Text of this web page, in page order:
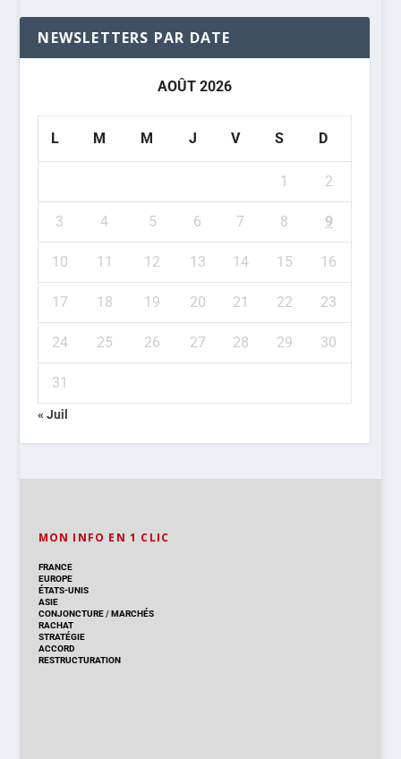
NEWSLETTERS PAR DATE
AOÛT 2026
L M M J V S D
1 2
3 4 5 6 7 8 9
10 11 12 13 14 15 16
17 18 19 20 21 22 23
24 25 26 27 28 29 30
31
« Juil
MON INFO EN 1 CLIC
FRANCE
EUROPE
ÉTATS-UNIS
ASIE
CONJONCTURE/MARCHÉS
RACHAT
STRATÉGIE
ACCORD
RESTRUCTURATION